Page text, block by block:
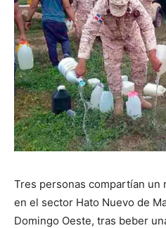
Tres personas compartían un
en el sector Hato Nuevo de
Domingo Oeste, tras beber